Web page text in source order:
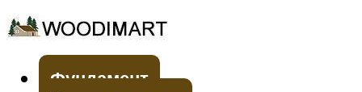
Фундамент